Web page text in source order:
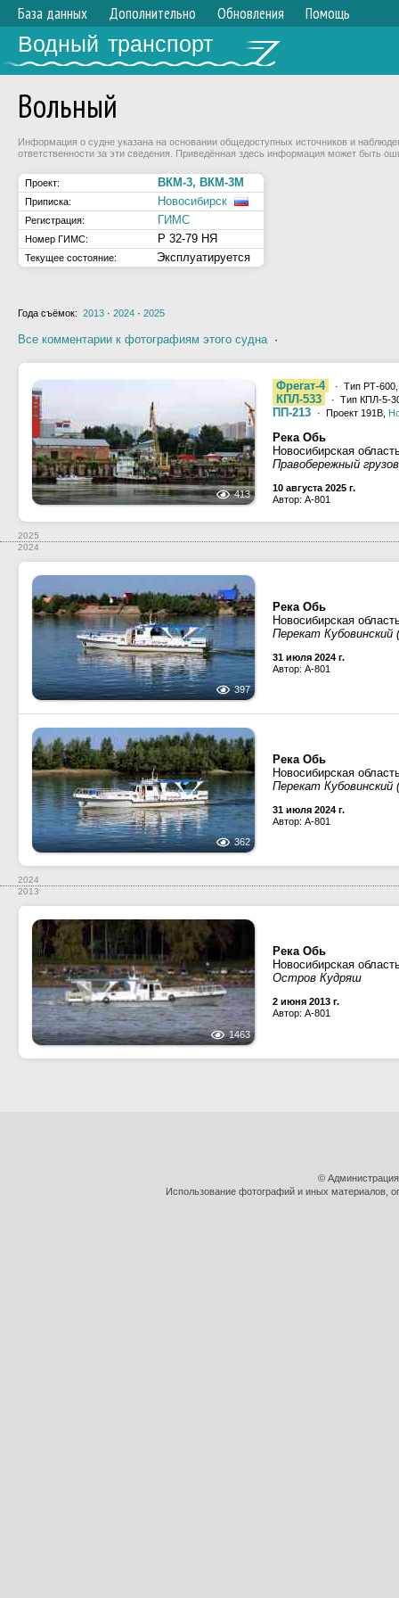
База данных Дополнительно Обновления Помощь
Водный транспорт
Вольный
Информация о судне указана на основании общедоступных источников и
ответственности за эти сведения. Приведённая здесь информация может быть
Проект: ВКМ-3, ВКМ-3М
Приписка: Новосибирск
Регистрация: ГИМС
Номер ГИМС: Р 32-79 НЯ
Текущее состояние: Эксплуатируется
Года съёмок: 2013 · 2024 · 2025
Все комментарии к фотографиям этого судна·
413
Фрегат-4 · Тип РТ-
КПЛ-533 · Тип КПЛ-5-
ПП-213 · Проект 191В,
Река Обь
Новосибирская
Правобережный
10 августа 2025 г.
Автор: A-801
2025
2024
397
Река Обь
Новосибирская
Перекат
31 июля 2024 г.
Автор: A-801
362
Река Обь
Новосибирская
Перекат
31 июля 2024 г.
Автор: A-801
2024
2013
1463
Река Обь
Новосибирская
Остров Кудряш
2 июня 2013 г.
Автор: A-801
©
Использование фотографий и иных материалов,